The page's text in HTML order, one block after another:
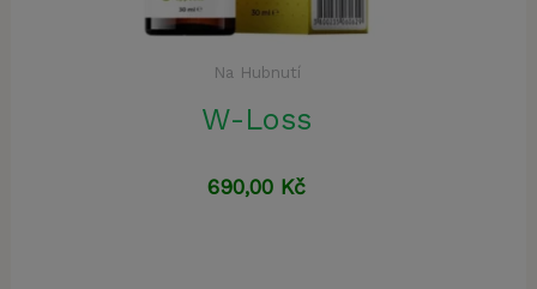
Na Hubnutí
W-Loss
690,00 Kč